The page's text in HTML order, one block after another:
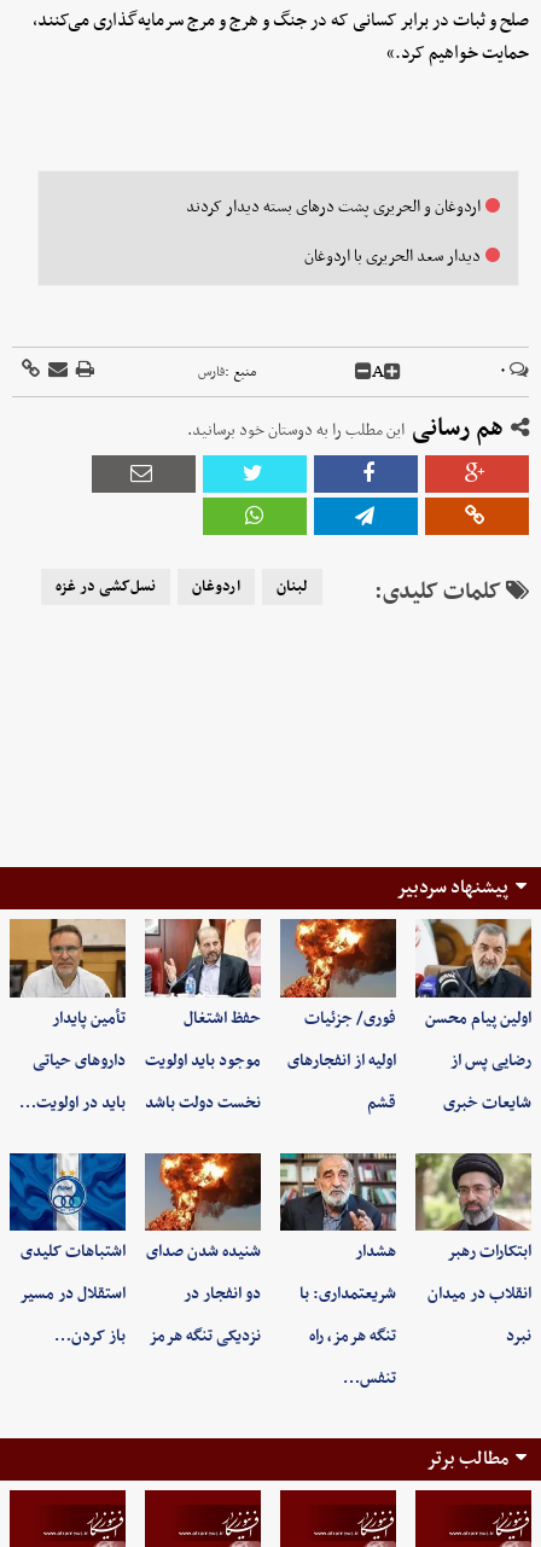
صلح و ثبات در برابر کسانی که در جنگ و هرج و مرج سرمایه‌گذاری می‌کنند،
حمایت خواهیم کرد.»
اردوغان و الحریری پشت درهای بسته دیدار کردند
دیدار سعد الحریری با اردوغان
۰ A منبع :فارس
هم رسانی این مطلب را به دوستان خود برسانید.
کلمات کلیدی: لبنان اردوغان نسل‌کشی در غزه
پیشنهاد سردبیر
اولین پیام محسن
رضایی پس از
شایعات خبری
فوری/ جزئیات
اولیه از انفجارهای
قشم
حفظ اشتغال
موجود باید اولویت
نخست دولت باشد
تأمین پایدار
داروهای حیاتی
باید در اولویت…
ابتکارات رهبر
انقلاب در میدان
نبرد
هشدار
شریعتمداری: با
تنگه هرمز، راه
تنفس…
شنیده شدن صدای
دو انفجار در
نزدیکی تنگه هرمز
اشتباهات کلیدی
استقلال در مسیر
باز کردن…
مطالب برتر